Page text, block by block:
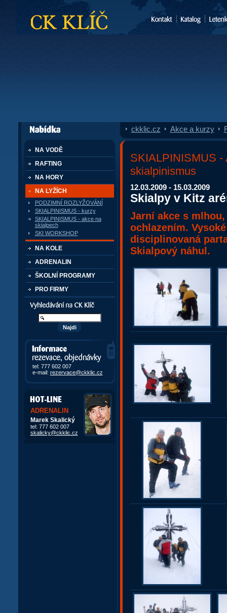
CK Klíč
dále nabízí
NA VODĚ
RAFTING
NA HORY
NA LYŽÍCH
PODZIMNÍ ROZLYŽOVÁNÍ
SKIALPINISMUS - kurzy
SKIALPINISMUS - akce na
skialpech
SKI WORKSHOP
NA KOLE
ADRENALIN
ŠKOLNÍ PROGRAMY
PRO FIRMY
Vyhledávání kurzů a akcí
Informace, rezervace,
objedávky
tel: 777 602 007
e-mail: rezervace@ckklic.cz
ADRENALIN
Marek Skalický
tel: 777 602 007
skalicky@ckklic.cz
ckklic.cz Akce a kurzy»
SKIALPINISMUS -
skialpinismus
12.03.2009 - 15.03.2009
Skialpy v Kitz
Jarní akce s
ochlazením.
disciplinovaná
Skialpový náhul.